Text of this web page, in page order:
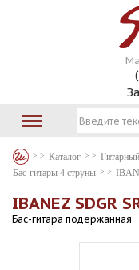
Каталог
Бас-гитары 4 струны
IBANEZ SDGR
Бас-гитара подержанная